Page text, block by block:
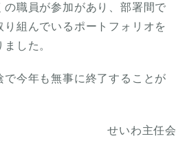
職員が参加があり、部署間で
組んでいるポートフォリオを
した。
で今年も無事に終了することが
せいわ主任会